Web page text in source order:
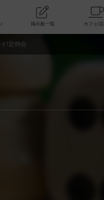
コミュニティ 掲示板一覧
!定例会